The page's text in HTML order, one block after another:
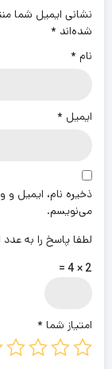
نشانی ایمیل شما
شده‌اند *
نام *
ایمیل *
ذخیره نام، ایمیل و
می‌نویسم.
لطفا پاسخ را به عدد
2 × 4 =
امتیاز شما *